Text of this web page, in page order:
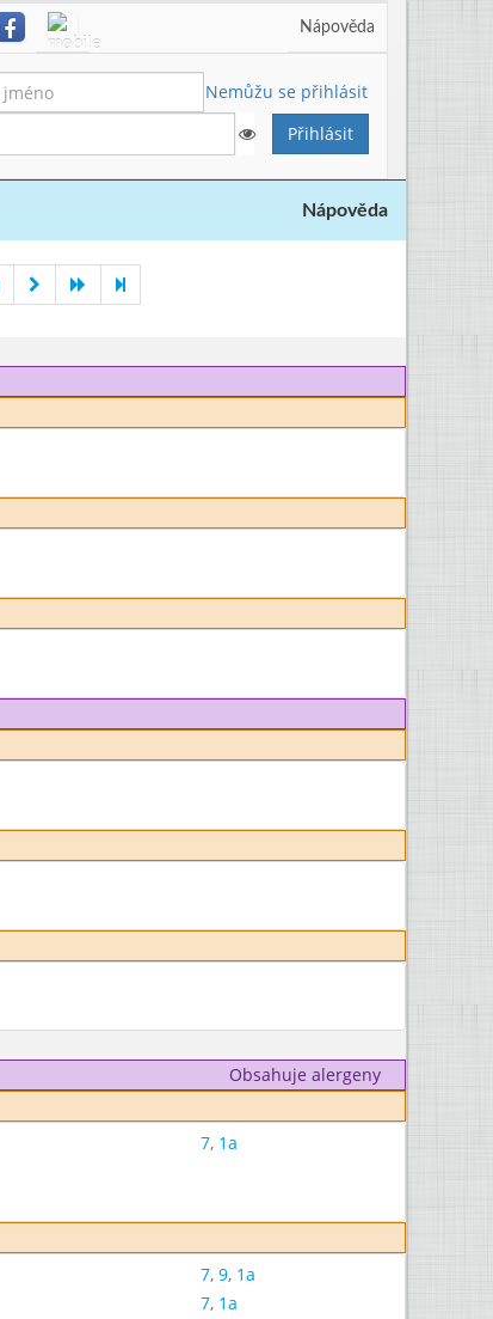
Nápověda
Nemůžu se přihlásit
Nápověda
Obsahuje alergeny
7, 1a
7, 9, 1a
7, 1a